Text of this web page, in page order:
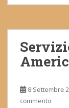
8 Settembre
commento